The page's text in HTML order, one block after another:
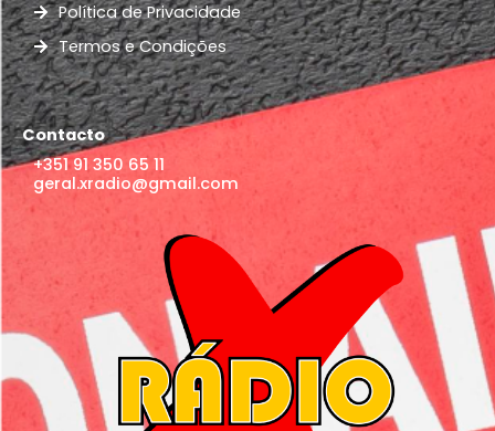
Política de Privacidade
Termos e Condições
Contacto
+351 91 350 65 11
geral.xradio@gmail.com